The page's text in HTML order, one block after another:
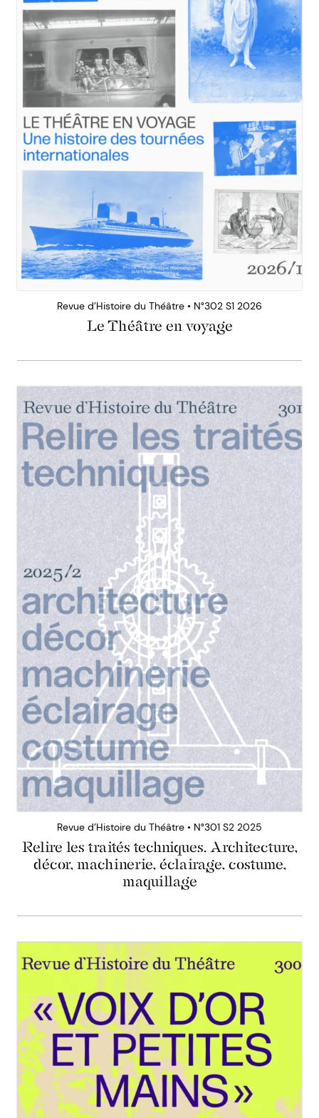
Revue d’Histoire du Théâtre • N°302 S1 2026
Le Théâtre en voyage
Revue d’Histoire du Théâtre • N°301 S2 2025
Relire les traités techniques. Architecture,
décor, machinerie, éclairage, costume,
maquillage